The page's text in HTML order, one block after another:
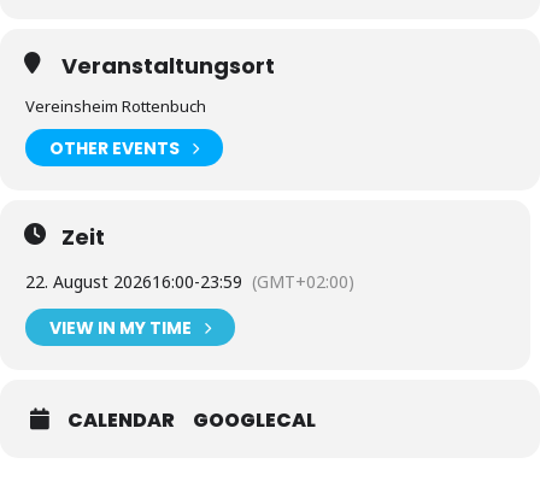
Veranstaltungsort
Vereinsheim Rottenbuch
OTHER EVENTS
Zeit
22. August 202616:00-23:59 (GMT+02:00)
VIEW IN MY TIME
CALENDAR GOOGLECAL